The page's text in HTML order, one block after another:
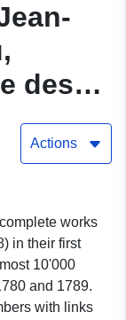
des
Actions
works
in their first
10'000
and 1789.
with links